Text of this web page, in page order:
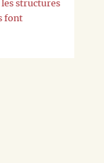
structures
font